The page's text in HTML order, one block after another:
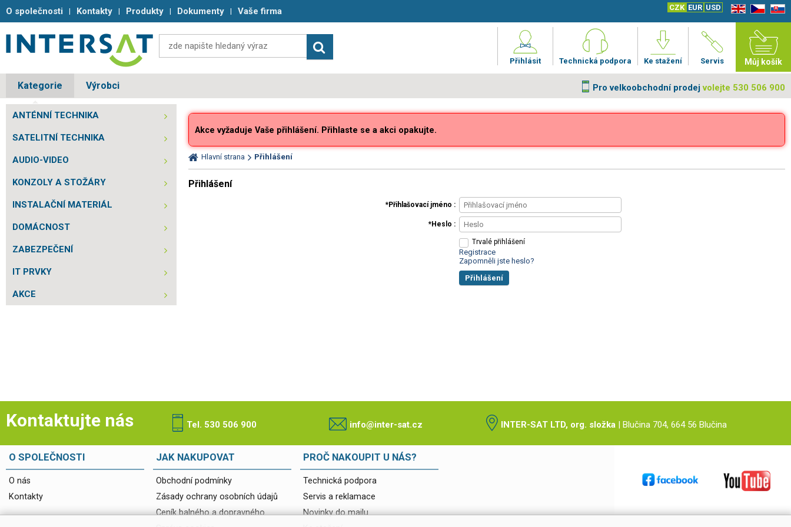
O společnosti Kontakty Produkty Dokumenty Vaše firma EN CZ SK
CZK EUR USD
Můj košík
Servis
Ke stažení
Technická podpora
Přihlásit
Kategorie Výrobci Pro velkoobchodní prodejvolejte 530 506 900
ANTÉNNÍ TECHNIKA
SATELITNÍ TECHNIKA
AUDIO-VIDEO
KONZOLY A STOŽÁRY
INSTALAČNÍ MATERIÁL
DOMÁCNOST
ZABEZPEČENÍ
IT PRVKY
AKCE
Akce vyžaduje Vaše přihlášení. Přihlaste se a akci opakujte.
Hlavní strana Přihlášení
Přihlášení
Přihlašovací jméno
Heslo
Trvalé přihlášení
Registrace
Zapomněli jste heslo?
Přihlášení
Kontaktujte nás Tel. 530 506 900 info@inter-sat.cz INTER-SAT LTD, org. složka | Blučina 704, 664 56 Blučina
O SPOLEČNOSTI
O nás
Kontakty
JAK NAKUPOVAT
Obchodní podmínky
Zásady ochrany osobních údajů
Ceník balného a dopravného
PROČ NAKOUPIT U NÁS?
Technická podpora
Servis a reklamace
Novinky do mailu